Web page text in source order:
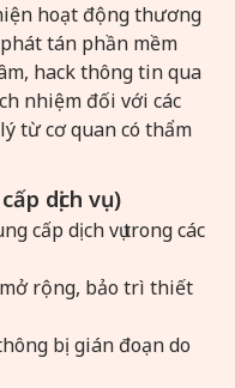
hoạt động thương
tán phần mềm
hack thông tin qua
nhiệm đối với các
từ cơ quan có thẩm
dịch vụ)
cấp dịch vụ trong các
rộng, bảo trì thiết
bị gián đoạn do